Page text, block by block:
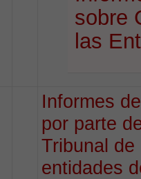
sobre
las
Informes
por parte
Tribunal
entidades